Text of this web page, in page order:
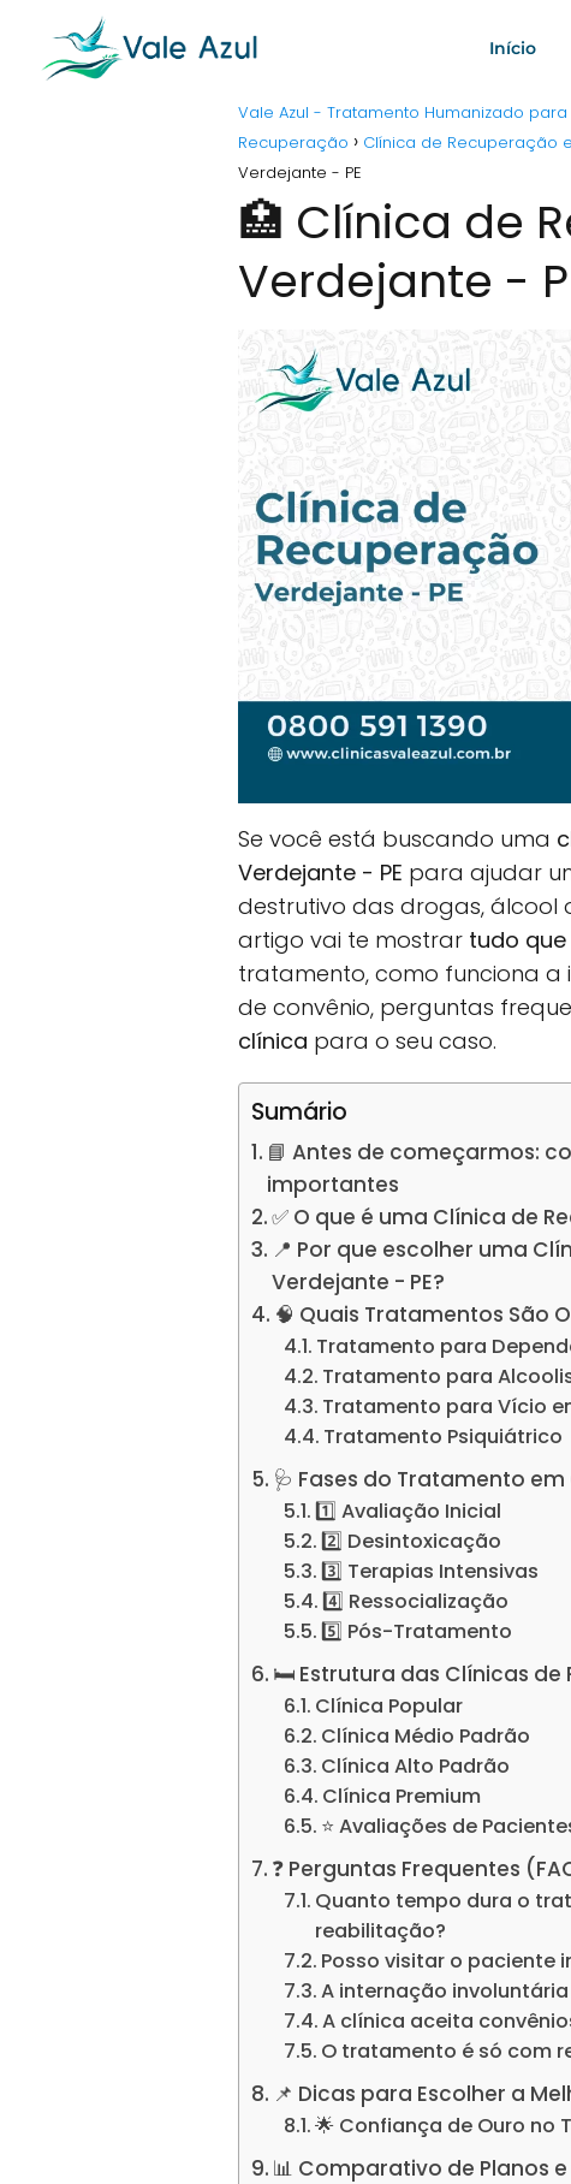
Início
Vale Azul - Tratamento Humanizado
Recuperação
Clínica de Recuperação
Verdejante - PE
🏥 Clínica de
Verdejante -
Se você está buscando uma
Verdejante - PE para ajudar
destrutivo das drogas, álcool
artigo vai te mostrar tudo
tratamento, como funciona a
de convênio, perguntas
clínica para o seu caso.
Sumário
📘 Antes de começarmos:
importantes
✅ O que é uma Clínica de
📍 Por que escolher uma
Verdejante - PE?
🧠 Quais Tratamentos São
Tratamento para
Tratamento para
Tratamento para Vício
Tratamento Psiquiátrico
🩺 Fases do Tratamento
1️⃣ Avaliação Inicial
2️⃣ Desintoxicação
3️⃣ Terapias Intensivas
4️⃣ Ressocialização
5️⃣ Pós-Tratamento
🛏️ Estrutura das Clínicas
Clínica Popular
Clínica Médio Padrão
Clínica Alto Padrão
Clínica Premium
⭐ Avaliações de
❓ Perguntas Frequentes
Quanto tempo dura o
reabilitação?
Posso visitar o paciente
A internação involuntária
A clínica aceita
O tratamento é só com
📌 Dicas para Escolher a
🌟 Confiança de Ouro no
📊 Comparativo de Planos